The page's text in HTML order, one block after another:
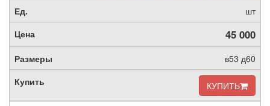
шт
45 000
в53 д60
КУПИТЬ